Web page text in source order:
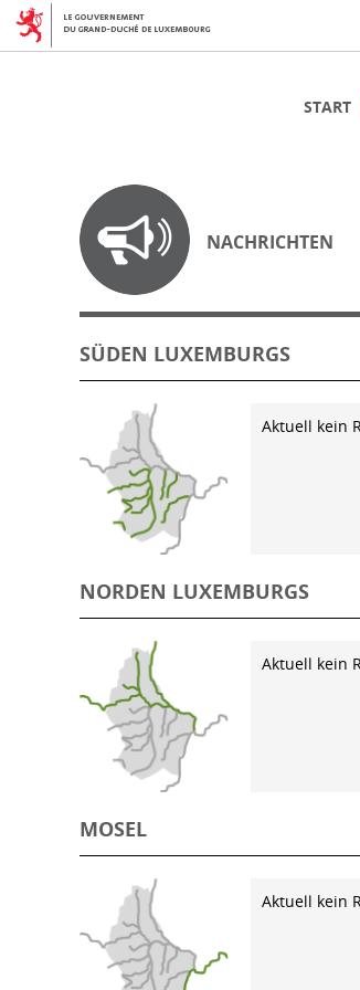
START
NACHRICHTEN
SÜDEN LUXEMBURGS
Aktuell kein
NORDEN LUXEMBURGS
Aktuell kein
MOSEL
Aktuell kein